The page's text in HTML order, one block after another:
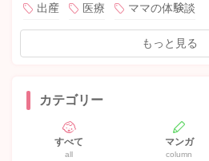
出産
医療 ママの体験談
もっと見る
カテゴリー
すべて
all
マンガ
column